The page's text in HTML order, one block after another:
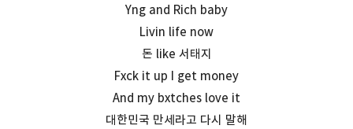
Yng and Rich baby
Livin life now
돈 like 서태지
Fxck it up I get money
And my bxtches love it
대한민국 만세라고 다시 말해